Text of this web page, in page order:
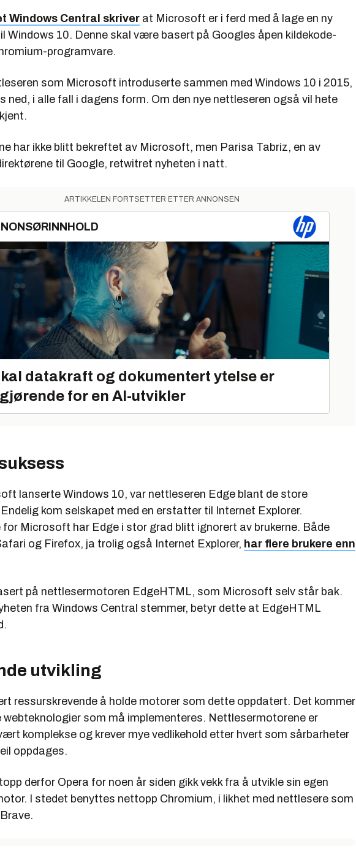
Windows Central skriver at Microsoft er i ferd med å lage en ny
Windows 10. Denne skal være basert på Googles åpen kildekode-
programvare.
som Microsoft introduserte sammen med Windows 10 i 2015,
ned, i alle fall i dagens form. Om den nye nettleseren også vil hete
har ikke blitt bekreftet av Microsoft, men Parisa Tabriz, en av
til Google, retwitret nyheten i natt.
ARTIKKELEN FORTSETTER ETTER ANNONSEN
datakraft og dokumentert ytelse er
for en AI-utvikler
lanserte Windows 10, var nettleseren Edge blant de store
kom selskapet med en erstatter til Internet Explorer.
for Microsoft har Edge i stor grad blitt ignorert av brukerne. Både
og Firefox, ja trolig også Internet Explorer, har flere brukere enn
på nettlesermotoren EdgeHTML, som Microsoft selv står bak.
fra Windows Central stemmer, betyr dette at EdgeHTML
utvikling
ressurskrevende å holde motorer som dette oppdatert. Det kommer
webteknologier som må implementeres. Nettlesermotorene er
komplekse og krever mye vedlikehold etter hvert som sårbarheter
oppdages.
derfor Opera for noen år siden gikk vekk fra å utvikle sin egen
I stedet benyttes nettopp Chromium, i likhet med nettlesere som